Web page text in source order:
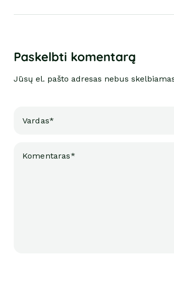
Paskelbti komentarą
Jūsų el. pašto adresas nebus